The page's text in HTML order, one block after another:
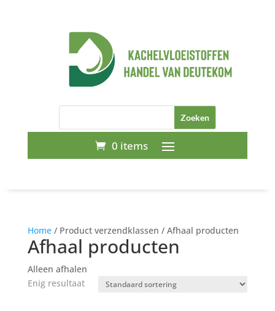
0 items
Home/ Product verzendklassen / Afhaal producten
Afhaal producten
Alleen afhalen
Enig resultaat